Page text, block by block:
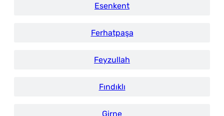
Esenkent
Ferhatpaşa
Feyzullah
Fındıklı
Girne